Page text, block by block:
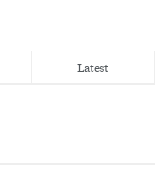
Latest